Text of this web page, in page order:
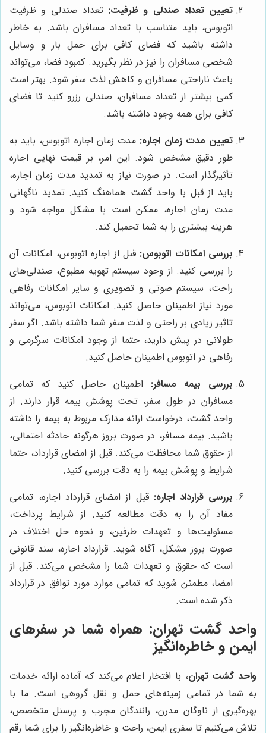
تعیین تعداد صندلی و ظرفیت: تعداد صندلی و ظرفیت
اتوبوس، باید متناسب با تعداد مسافران باشد. به خاطر
داشته باشید که فضای کافی برای حمل بار و وسایل
شخصی مسافران را نیز در نظر بگیرید. کمبود فضا، می‌تواند
باعث ناراحتی مسافران و کاهش لذت سفر شود. بهتر است
کمی بیشتر از تعداد مسافران، صندلی رزرو کنید تا فضای
کافی برای همه وجود داشته باشد.
تعیین مدت زمان اجاره: مدت زمان اجاره اتوبوس، باید به
طور دقیق مشخص شود. این امر، بر قیمت نهایی اجاره
تأثیرگذار است. در صورت نیاز به تمدید مدت زمان اجاره،
باید از قبل با واحد گشت هماهنگ کنید. تمدید ناگهانی
مدت زمان اجاره، ممکن است با مشکل مواجه شود و
هزینه بیشتری را به شما تحمیل کند.
بررسی امکانات اتوبوس: قبل از اجاره اتوبوس، امکانات آن
را بررسی کنید. از وجود سیستم تهویه مطبوع، صندلی‌های
راحت، سیستم صوتی و تصویری و سایر امکانات رفاهی
مورد نیاز اطمینان حاصل کنید. امکانات اتوبوس، می‌تواند
تاثیر زیادی بر راحتی و لذت سفر شما داشته باشد. اگر سفر
طولانی در پیش دارید، حتما از وجود امکانات سرگرمی و
رفاهی در اتوبوس اطمینان حاصل کنید.
بررسی بیمه مسافر: اطمینان حاصل کنید که تمامی
مسافران در طول سفر، تحت پوشش بیمه قرار دارند. از
واحد گشت، درخواست ارائه مدارک مربوط به بیمه را داشته
باشید. بیمه مسافر، در صورت بروز هرگونه حادثه احتمالی،
از حقوق شما محافظت می‌کند. قبل از امضای قرارداد، حتما
شرایط و پوشش بیمه را به دقت بررسی کنید.
بررسی قرارداد اجاره: قبل از امضای قرارداد اجاره، تمامی
مفاد آن را به دقت مطالعه کنید. از شرایط پرداخت،
مسئولیت‌ها و تعهدات طرفین، و نحوه حل اختلاف در
صورت بروز مشکل، آگاه شوید. قرارداد اجاره، سند قانونی
است که حقوق و تعهدات شما را مشخص می‌کند. قبل از
امضا، مطمئن شوید که تمامی موارد مورد توافق در قرارداد
ذکر شده است.
واحد گشت تهران: همراه شما در سفرهای
ایمن و خاطره‌انگیز
واحد گشت تهران، با افتخار اعلام می‌کند که آماده ارائه خدمات
به شما در تمامی زمینه‌های حمل و نقل گروهی است. ما با
بهره‌گیری از ناوگان مدرن، رانندگان مجرب و پرسنل متخصص،
تلاش می‌کنیم تا سفری ایمن، راحت و خاطره‌انگیز را برای شما رقم